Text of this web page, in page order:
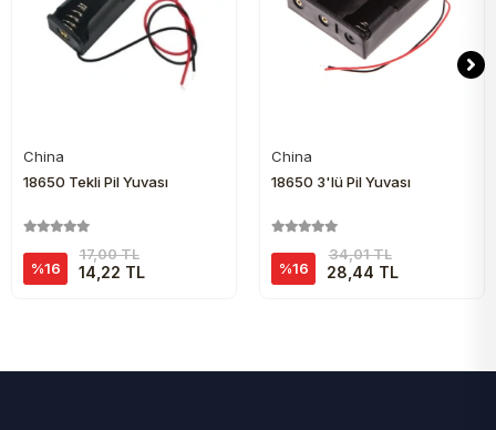
China
18650 Tekli Pil Yuvası
%16
17,00 TL
14,22 TL
China
18650 3'lü Pil Yuvası
%16
34,01 TL
28,44 TL